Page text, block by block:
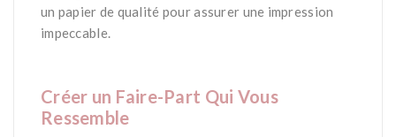
un papier de qualité pour assurer une impression
impeccable.
Créer un Faire-Part Qui Vous
Ressemble